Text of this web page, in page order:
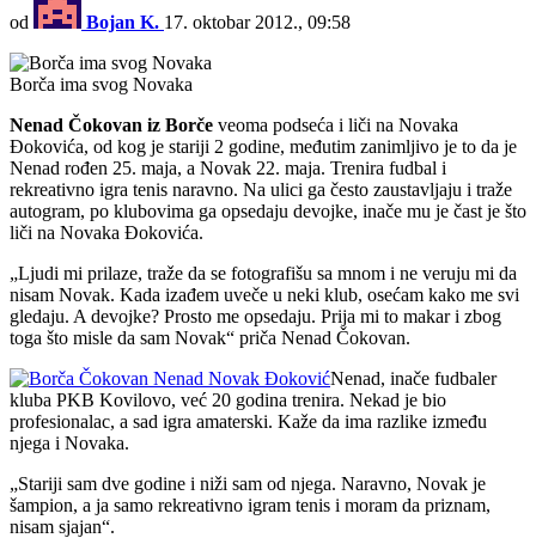
od Bojan K. 17. oktobar 2012., 09:58
Borča ima svog Novaka
Nenad Čokovan iz Borče veoma podseća i liči na Novaka
Đokovića, od kog je stariji 2 godine, međutim zanimljivo je to da je
Nenad rođen 25. maja, a Novak 22. maja. Trenira fudbal i
rekreativno igra tenis naravno. Na ulici ga često zaustavljaju i traže
autogram, po klubovima ga opsedaju devojke, inače mu je čast je što
liči na Novaka Đokovića.
„Ljudi mi prilaze, traže da se fotografišu sa mnom i ne veruju mi da
nisam Novak. Kada izađem uveče u neki klub, osećam kako me svi
gledaju. A devojke? Prosto me opsedaju. Prija mi to makar i zbog
toga što misle da sam Novak“ priča Nenad Čokovan.
Nenad, inače fudbaler
kluba PKB Kovilovo, već 20 godina trenira. Nekad je bio
profesionalac, a sad igra amaterski. Kaže da ima razlike između
njega i Novaka.
„Stariji sam dve godine i niži sam od njega. Naravno, Novak je
šampion, a ja samo rekreativno igram tenis i moram da priznam,
nisam sjajan“.